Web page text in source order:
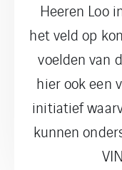
Heeren Loo
het veld op
voelden van
hier ook een
initiatief
kunnen